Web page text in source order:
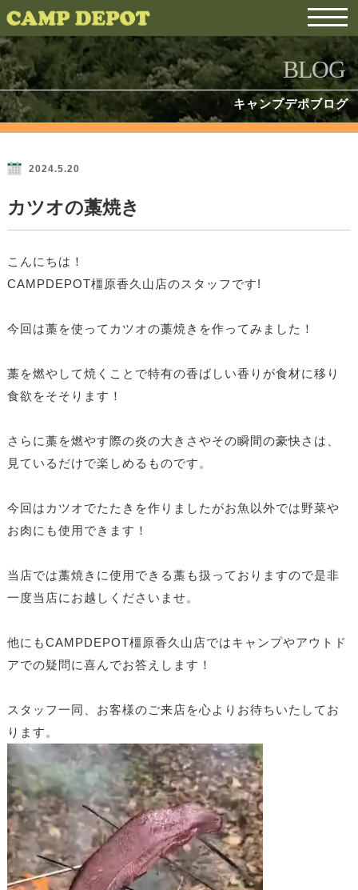
BLOG
キャンプデポブログ
2024.5.20
カツオの藁焼き
こんにちは！
CAMPDEPOT橿原香久山店のスタッフです!
今回は藁を使ってカツオの藁焼きを作ってみました！
藁を燃やして焼くことで特有の香ばしい香りが食材に移り
食欲をそそります！
さらに藁を燃やす際の炎の大きさやその瞬間の豪快さは、
見ているだけで楽しめるものです。
今回はカツオでたたきを作りましたがお魚以外では野菜や
お肉にも使用できます！
当店では藁焼きに使用できる藁も扱っておりますので是非
一度当店にお越しくださいませ。
他にもCAMPDEPOT橿原香久山店ではキャンプやアウトド
アでの疑問に喜んでお答えします！
スタッフ一同、お客様のご来店を心よりお待ちいたしてお
ります。
画
プ
レ
ヤ